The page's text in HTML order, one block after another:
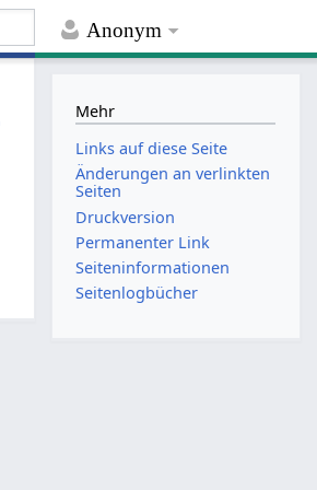
Anonym
Mehr
Links auf diese Seite
Änderungen an verlinkten
Seiten
Druckversion
Permanenter Link
Seiten­­informationen
Seitenlogbücher